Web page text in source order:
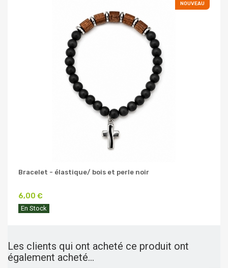
NOUVEAU
Bracelet - élastique/ bois et perle noir
6,00 €
En Stock
Les clients qui ont acheté ce produit ont
également acheté...